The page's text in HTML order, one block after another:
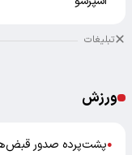
تبلیغات
ورزش
●پشت‌پرده صدور